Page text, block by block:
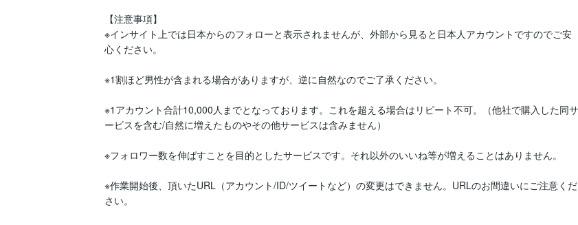
【注意事項】
※インサイト上では日本からのフォローと表示されませんが、外部から見ると日本人アカウントですのでご安
心ください。
※1割ほど男性が含まれる場合がありますが、逆に自然なのでご了承ください。
※1アカウント合計10,000人までとなっております。これを超える場合はリピート不可。（他社で購入した同サ
ービスを含む/自然に増えたものやその他サービスは含みません）
※フォロワー数を伸ばすことを目的としたサービスです。それ以外のいいね等が増えることはありません。
※作業開始後、頂いたURL（アカウント/ID/ツイートなど）の変更はできません。URLのお間違いにご注意くだ
さい。